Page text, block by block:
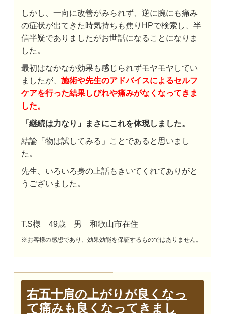
しかし、一向に改善がみられず、逆に腕にも痛み
の症状が出てきた時気持ちも焦りHPで検索し、半
信半疑でありましたがお世話になることになりま
した。
最初はなかなか効果も感じられずモヤモヤしてい
ましたが、施術や先生のアドバイスによるセルフ
ケアを行った結果しびれや痛みがなくなってきま
した。
「継続は力なり」まさにこれを体現しました。
結論「物は試してみる」ことであると思いまし
た。
先生、いろいろ身の上話もきいてくれてありがと
うございました。
T.S様 49歳 男 和歌山市在住
※お客様の感想であり、効果効能を保証するものではありません。
右五十肩の上がりが良くなっ
て痛みも良くなってきまし